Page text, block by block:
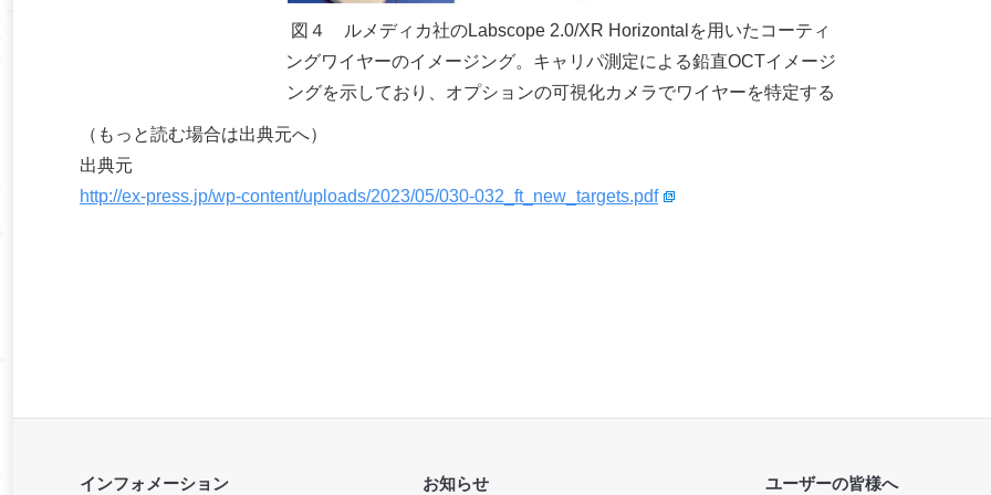
図４ ルメディカ社のLabscope 2.0/XR Horizontalを用いたコーティ
ングワイヤーのイメージング。キャリパ測定による鉛直OCTイメージ
ングを示しており、オプションの可視化カメラでワイヤーを特定する
（もっと読む場合は出典元へ）
出典元
http://ex-press.jp/wp-content/uploads/2023/05/030-032_ft_new_targets.pdf
インフォメーション お知らせ ユーザーの皆様へ